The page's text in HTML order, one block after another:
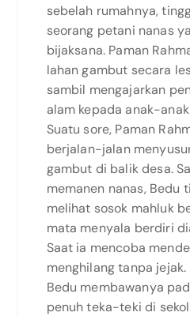
sebelah rumahnya,
seorang petani nanas
bijaksana. Paman
lahan gambut secara
sambil mengajarkan
alam kepada anak-
Suatu sore, Paman
berjalan-jalan
gambut di balik desa.
memanen nanas,
melihat sosok mahluk
mata menyala berdiri
Saat ia mencoba
menghilang tanpa
Bedu membawanya
penuh teka-teki di